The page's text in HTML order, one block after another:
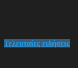
Τελευταίες ειδήσεις